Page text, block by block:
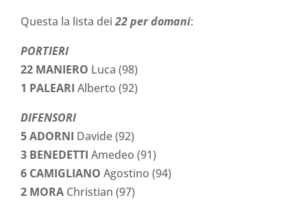
Questa la lista dei22 per domani:
PORTIERI
22 MANIERO Luca (98)
1 PALEARI Alberto (92)
DIFENSORI
5 ADORNI Davide (92)
3 BENEDETTI Amedeo (91)
6 CAMIGLIANO Agostino (94)
2 MORA Christian (97)